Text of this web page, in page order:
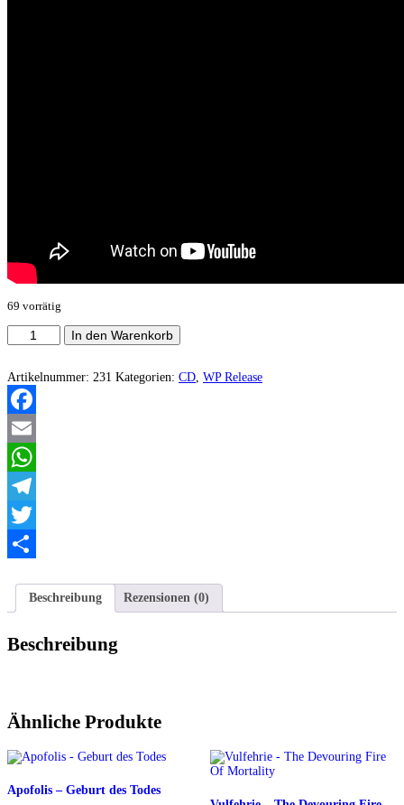
69 vorrätig
Atrophie
-
(Demo)
Menge
In den Warenkorb
Artikelnummer: 231 Kategorien: CD, WP Release
Facebook
Email
WhatsApp
Telegram
Twitter
Beschreibung
Rezensionen (0)
Beschreibung
Ähnliche Produkte
Apofolis – Geburt des Todes